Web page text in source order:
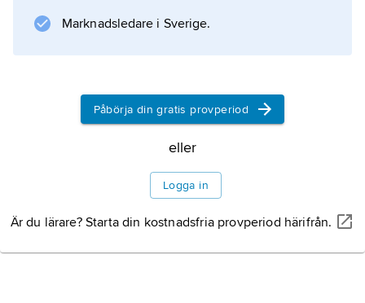
Marknadsledare i Sverige.
Påbörja din gratis provperiod
eller
Logga in
Är du lärare? Starta din kostnadsfria provperiod härifrån.